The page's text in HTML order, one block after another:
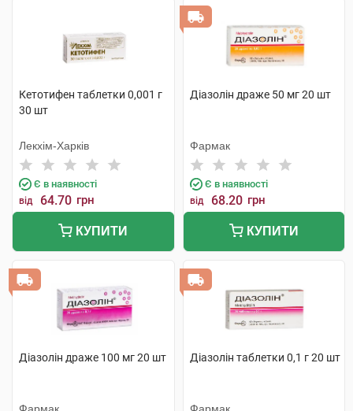
Кетотифен таблетки 0,001 г
30 шт
Лекхім-Харків
Є в наявності
від 64.70 грн
КУПИТИ
Діазолін драже 50 мг 20 шт
Фармак
Є в наявності
від 68.20 грн
КУПИТИ
Діазолін драже 100 мг 20 шт Діазолін таблетки 0,1 г 20 шт